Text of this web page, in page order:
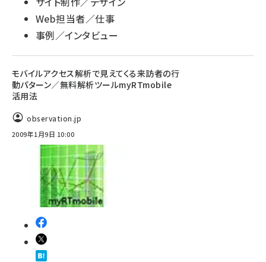
Web担当者／仕事
事例／インタビュー
モバイルアクセス解析で見えてくる来訪者の行
動パターン／無料解析ツールmyRTmobile
活用法
observation.jp
2009年1月9日 10:00